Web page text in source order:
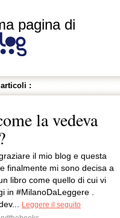
pagina di
:
la vedeva
il mio blog e questa
finalmente mi sono decisa a
libro come quello di cui vi
in #MilanoDaLeggere .
Leggere il seguito